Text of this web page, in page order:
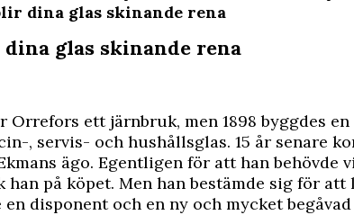
dina glas skinande rena
dina glas skinande rena
Orrefors ett järnbruk, men 1898 byggdes
, servis- och hushållsglas. 15 år senare
ägo. Egentligen för att han behövde
han på köpet. Men han bestämde sig för att
disponent och en ny och mycket